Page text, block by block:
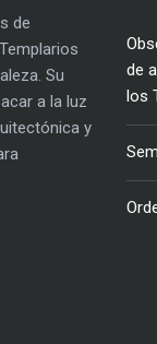
de
Su
a la luz
y
de
los